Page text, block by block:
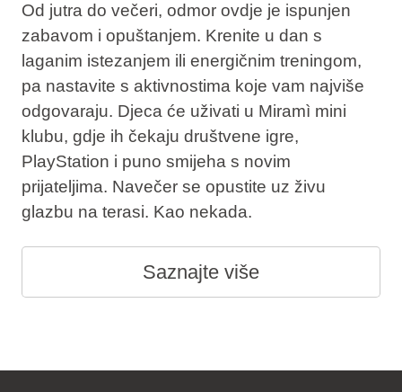
Od jutra do večeri, odmor ovdje je ispunjen
zabavom i opuštanjem. Krenite u dan s
laganim istezanjem ili energičnim treningom,
pa nastavite s aktivnostima koje vam najviše
odgovaraju. Djeca će uživati u Miramì mini
klubu, gdje ih čekaju društvene igre,
PlayStation i puno smijeha s novim
prijateljima. Navečer se opustite uz živu
glazbu na terasi. Kao nekada.
Saznajte više